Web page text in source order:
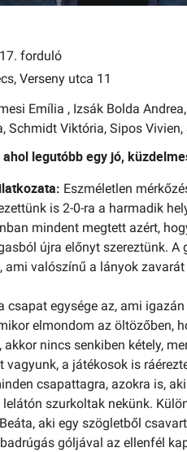
forduló
Verseny utca 11
Emília , Izsák Bolda Andrea,
Schmidt Viktória, Sipos Vivien,
legutóbb egy jó,
Eszméletlen
is 2-0-ra a harmadik
mindent megtett azért,
újra előnyt szereztünk.
ami valószínű a lányok
csapat egysége az, ami
elmondom az öltözőben,
nincs senkiben kétely,
a játékosok is
csapattagra, azokra is,
szurkoltak nekünk.
aki egy szögletből
góljával az ellenfél